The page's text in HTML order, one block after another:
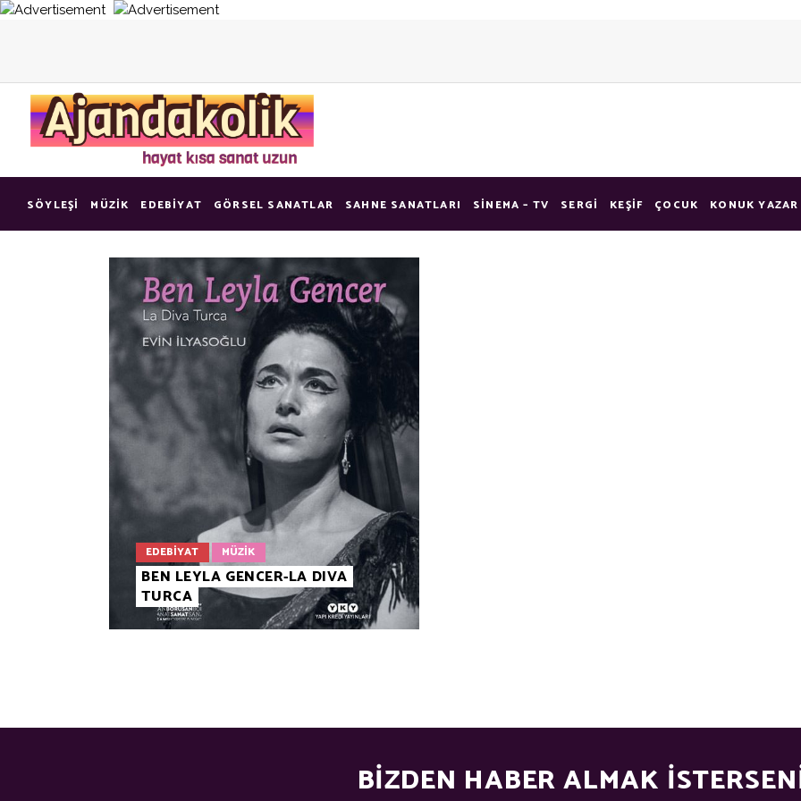
SÖYLEŞI MÜZIK EDEBIYAT GÖRSEL SANATLAR SAHNE SANATLARI SINEMA – TV SERGI KEŞIF ÇOCUK KONUK YAZAR
EDEBIYAT MÜZIK
BEN LEYLA GENCER-LA DIVA
TURCA
BIZDEN HABER ALMAK